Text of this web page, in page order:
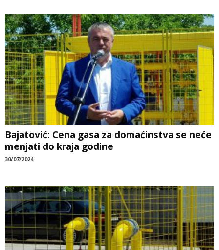
Bajatović: Cena gasa za domaćinstva se neće
menjati do kraja godine
30/07/2024